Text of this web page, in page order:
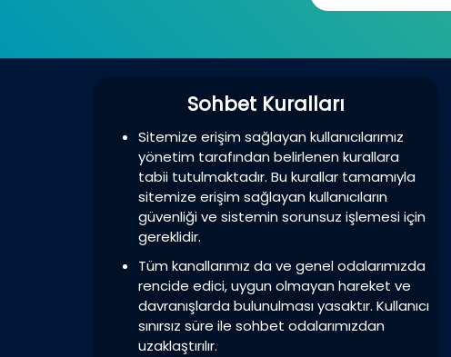
Sohbet Kuralları
Sitemize erişim sağlayan kullanıcılarımız
yönetim tarafından belirlenen kurallara
tabii tutulmaktadır. Bu kurallar tamamıyla
sitemize erişim sağlayan kullanıcıların
güvenliği ve sistemin sorunsuz işlemesi için
gereklidir.
Tüm kanallarımız da ve genel odalarımızda
rencide edici, uygun olmayan hareket ve
davranışlarda bulunulması yasaktır. Kullanıcı
sınırsız süre ile sohbet odalarımızdan
uzaklaştırılır.